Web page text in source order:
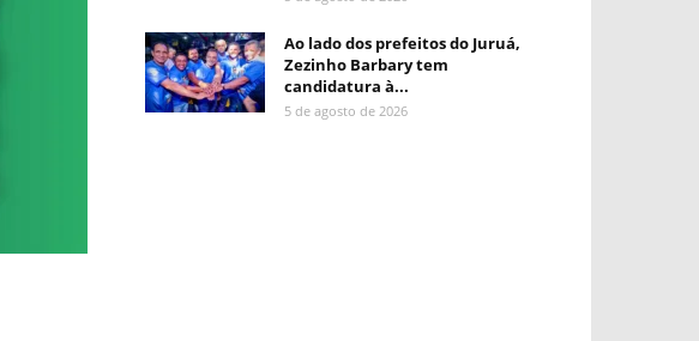
Ao lado dos prefeitos do Juruá,
Zezinho Barbary tem
candidatura à...
5 de agosto de 2026